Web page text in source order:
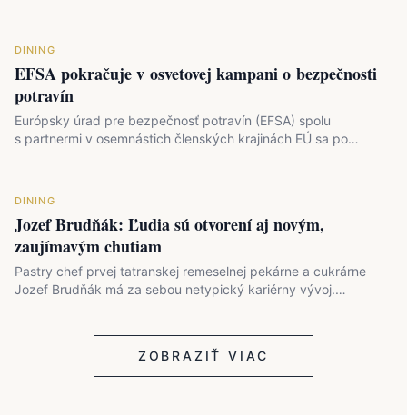
DINING
EFSA pokračuje v osvetovej kampani o bezpečnosti
potravín
Európsky úrad pre bezpečnosť potravín (EFSA) spolu
s partnermi v osemnástich členských krajinách EÚ sa po
DINING
Jozef Brudňák: Ľudia sú otvorení aj novým,
zaujímavým chutiam
Pastry chef prvej tatranskej remeselnej pekárne a cukrárne
Jozef Brudňák má za sebou netypický kariérny vývoj.…
ZOBRAZIŤ VIAC